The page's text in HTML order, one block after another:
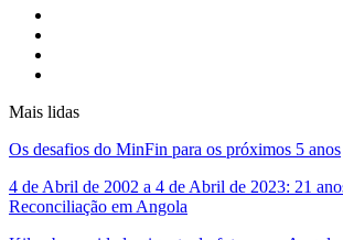
Mais lidas
Os desafios do MinFin para os próximos 5 anos
4 de Abril de 2002 a 4 de Abril de 2023: 21
Reconciliação em Angola